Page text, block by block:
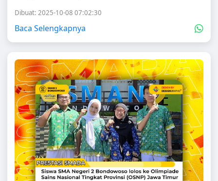
Dibuat: 2025-10-08 07:02:30
Baca Selengkapnya